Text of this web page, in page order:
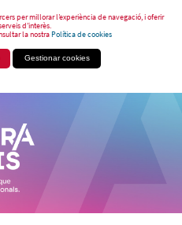
per millorar l’experiència de navegació, i oferir
d’interès.
la nostraPolítica de cookies
Gestionar cookies